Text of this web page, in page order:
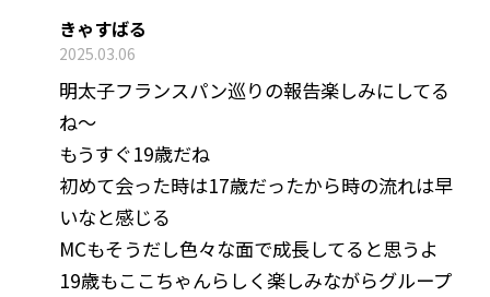
きゃすばる
2025.03.06
明太子フランスパン巡りの報告楽しみにしてる
ね～
もうすぐ19歳だね
初めて会った時は17歳だったから時の流れは早
いなと感じる
MCもそうだし色々な面で成長してると思うよ
19歳もここちゃんらしく楽しみながらグループ